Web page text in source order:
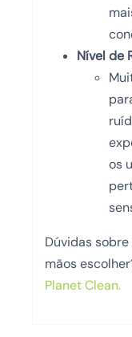
Nível de
os
Dúvidas
mãos
Planet Clean.